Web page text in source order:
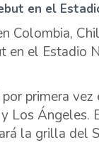
en el
Colombia,
en el Estadio
primera
Los Ángeles.
la grilla del